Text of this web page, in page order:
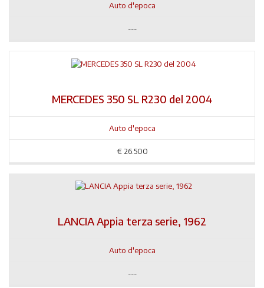
Auto d'epoca
---
MERCEDES 350 SL R230 del 2004
Auto d'epoca
€ 26.500
LANCIA Appia terza serie, 1962
Auto d'epoca
---